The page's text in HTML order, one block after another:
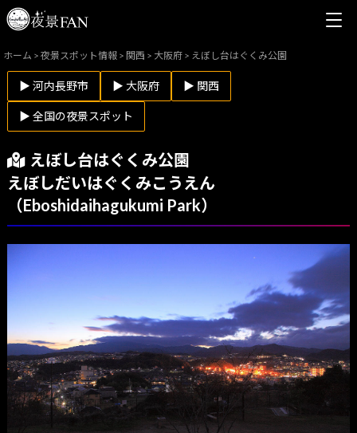
ホーム >夜景スポット情報 > 関西 > 大阪府 > えぼし台はぐくみ公園
▶ 河内長野市 ▶ 大阪府 ▶ 関西
▶ 全国の夜景スポット
えぼし台はぐくみ公園
えぼしだいはぐくみこうえん
（Eboshidaihagukumi Park）